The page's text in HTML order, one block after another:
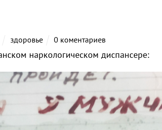
здоровье 0 коментариев
наркологическом диспансере: